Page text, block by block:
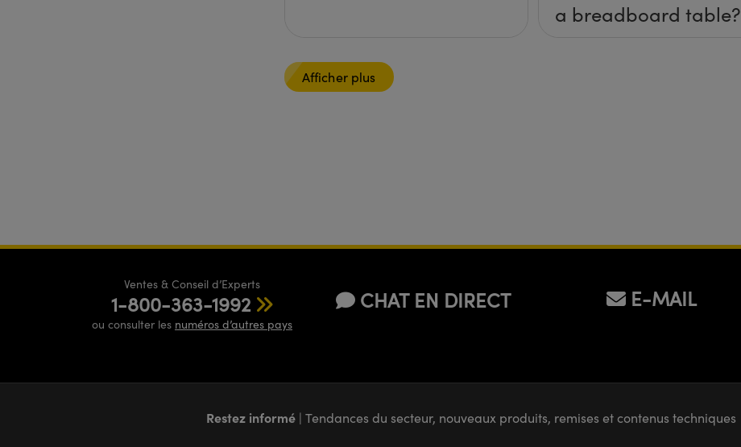
a breadboard table?
Afficher plus
Ventes & Conseil d’Experts
1-800-363-1992
ou consulter les numéros d’autres pays
CHAT EN DIRECT E-MAIL
Restez informé | Tendances du secteur, nouveaux produits, remises et contenus techniques